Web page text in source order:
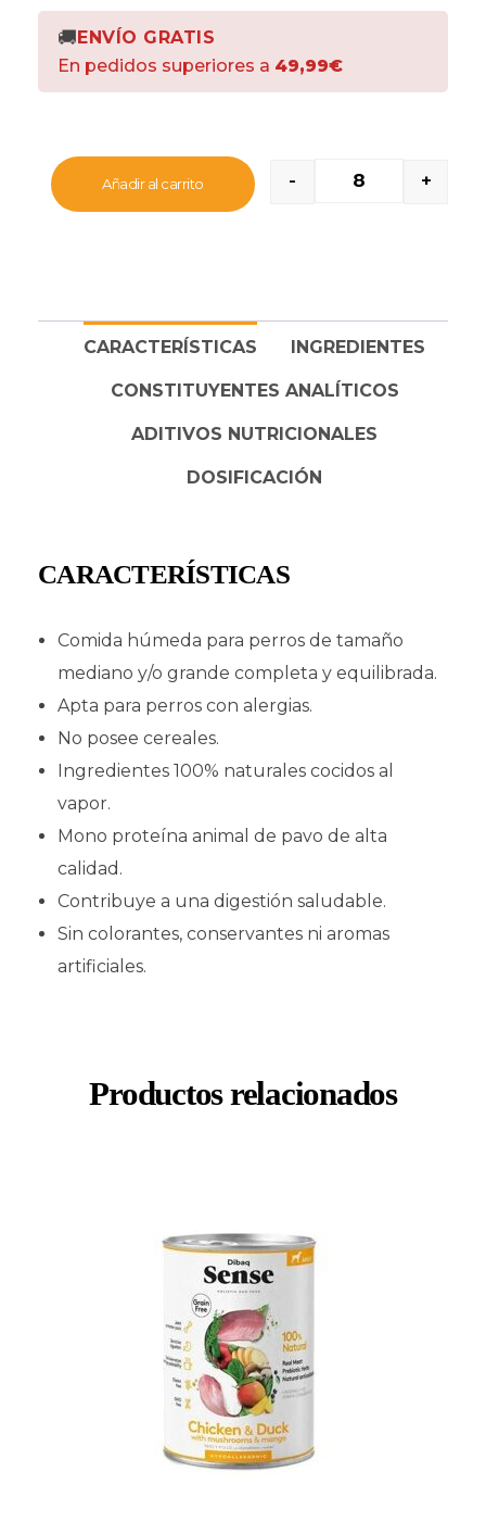
animal depavo de alta calidadcomo ingrediente
principal y un66% de los ingredientes de origen
animal . Está cocido al vapor a temperatura
óptima en sus propios jugos para preservar mejor
grande (+10Kg)
🚚 ENVÍO GRATIS
En pedidos superiores a 49,99€
- +
Añadir al carrito
CARACTERÍSTICAS INGREDIENTES
CONSTITUYENTES ANALÍTICOS
ADITIVOS NUTRICIONALES
DOSIFICACIÓN
CARACTERÍSTICAS
Comida húmeda para perros de tamaño
mediano y/o grande completa y equilibrada.
Apta para perros con alergias.
No posee cereales.
Ingredientes 100% naturales cocidos al
vapor.
Mono proteína animal de pavo de alta
calidad.
Contribuye a una digestión saludable.
Sin colorantes, conservantes ni aromas
artificiales.
Productos relacionados